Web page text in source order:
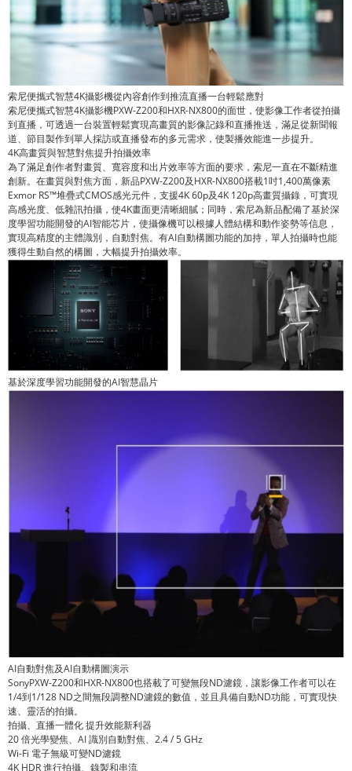
索尼便攜式智慧4K攝影機從內容創作到推流直播一台輕鬆應對
索尼便攜式智慧4K攝影機PXW-Z200和HXR-NX800的面世，使影像工作者從拍攝
到直播，可透過一台裝置輕鬆實現高畫質的影像記錄和直播推送，滿足從新聞報
道、節目製作到單人採訪或直播發布的多元需求，使製播效能進一步提升。
4K高畫質與智慧對焦提升拍攝效率
為了滿足創作者對畫質、寬容度和出片效率等方面的要求，索尼一直在不斷精進
創新。在畫質與對焦方面，新品PXW-Z200及HXR-NX800搭載1吋1,400萬像素
Exmor RS™堆疊式CMOS感光元件，支援4K 60p及4K 120p高畫質攝錄，可實現
高感光度、低雜訊拍攝，使4K畫面更清晰細膩；同時，索尼為新品配備了基於深
度學習功能開發的AI智能芯片，使攝像機可以根據人體結構和動作姿勢等信息，
實現高精度的主體識別，自動對焦​​。有AI自動構圖功能的加持，單人拍攝時也能
獲得生動自然的構圖，大幅提升拍攝效率。
基於深度學習功能開發的AI智慧晶片
AI自動對焦及AI自動構圖演示
SonyPXW-Z200和HXR-NX800也搭載了可變無段ND濾鏡，讓影像工作者可以在
1/4到1/128 ND之間無段調整ND濾鏡的數值，並且具備自動ND功能，可實現快
速、靈活的拍攝。
拍攝、直播一體化 提升效能新利器
20 倍光學變焦、AI 識別自動對焦、2.4 / 5 GHz
Wi-Fi 電子無級可變ND濾鏡
4K HDR 進行拍攝、錄製和串流